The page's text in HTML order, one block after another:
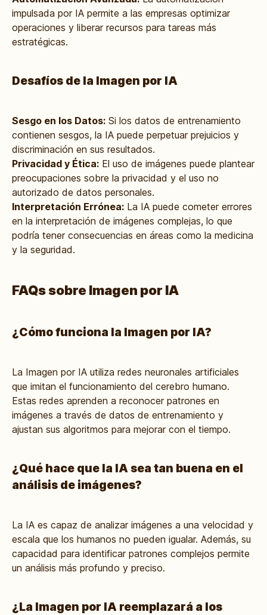
impulsada por IA permite a las empresas optimizar
operaciones y liberar recursos para tareas más
estratégicas.
Desafíos de la Imagen por IA
Sesgo en los Datos: Si los datos de entrenamiento
contienen sesgos, la IA puede perpetuar prejuicios y
discriminación en sus resultados.
Privacidad y Ética: El uso de imágenes puede plantear
preocupaciones sobre la privacidad y el uso no
autorizado de datos personales.
Interpretación Errónea: La IA puede cometer errores
en la interpretación de imágenes complejas, lo que
podría tener consecuencias en áreas como la medicina
y la seguridad.
FAQs sobre Imagen por IA
¿Cómo funciona la Imagen por IA?
La Imagen por IA utiliza redes neuronales artificiales
que imitan el funcionamiento del cerebro humano.
Estas redes aprenden a reconocer patrones en
imágenes a través de datos de entrenamiento y
ajustan sus algoritmos para mejorar con el tiempo.
¿Qué hace que la IA sea tan buena en el
análisis de imágenes?
La IA es capaz de analizar imágenes a una velocidad y
escala que los humanos no pueden igualar. Además, su
capacidad para identificar patrones complejos permite
un análisis más profundo y preciso.
¿La Imagen por IA reemplazará a los